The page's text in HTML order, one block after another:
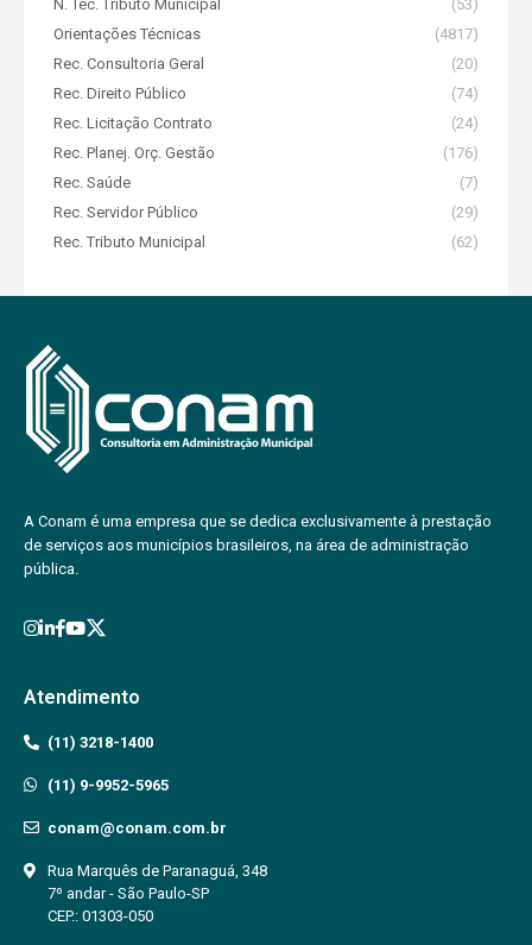
N. Tec. Tributo Municipal
(53)
Orientações Técnicas
(4817)
Rec. Consultoria Geral
(20)
Rec. Direito Público
(74)
Rec. Licitação Contrato
(24)
Rec. Planej. Orç. Gestão
(176)
Rec. Saúde
(7)
Rec. Servidor Público
(29)
Rec. Tributo Municipal
(62)
A Conam é uma empresa que se dedica exclusivamente à prestação
de serviços aos municípios brasileiros, na área de administração
pública.
Atendimento
(11) 3218-1400
(11) 9-9952-5965
conam@conam.com.br
Rua Marquês de Paranaguá, 348
7º andar - São Paulo-SP
CEP.: 01303-050